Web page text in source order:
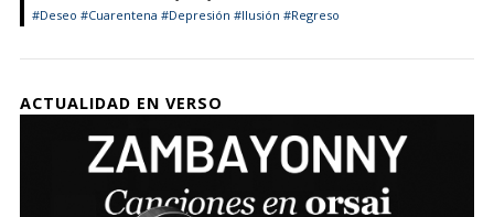
#Deseo #Cuarentena #Depresión #Ilusión #Regreso
ACTUALIDAD EN VERSO